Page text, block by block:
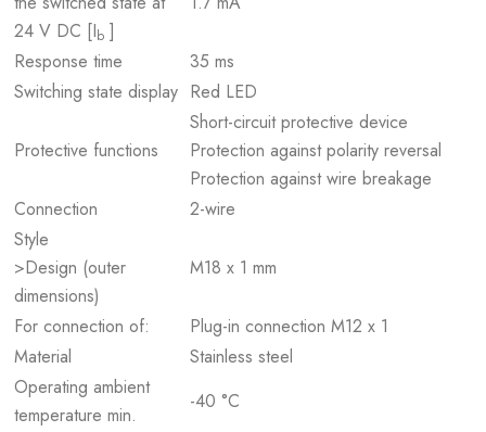
24 V DC [Ib ]
Response time
35 ms
Switching state display Red LED
Protective functions
Short-circuit protective device
Protection against polarity reversal
Protection against wire breakage
Connection
2-wire
Style
>Design (outer
dimensions)
M18 x 1 mm
For connection of:
Plug-in connection M12 x 1
Material
Stainless steel
Operating ambient
temperature min.
-40 °C